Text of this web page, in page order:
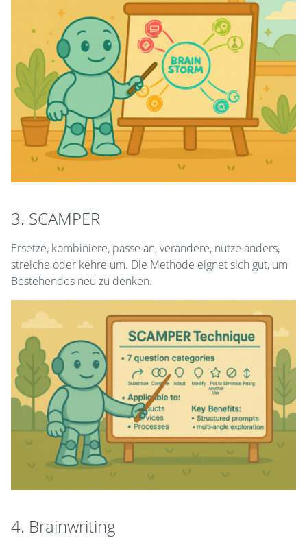
3. SCAMPER
Ersetze, kombiniere, passe an, verändere, nutze anders,
streiche oder kehre um. Die Methode eignet sich gut, um
Bestehendes neu zu denken.
4. Brainwriting